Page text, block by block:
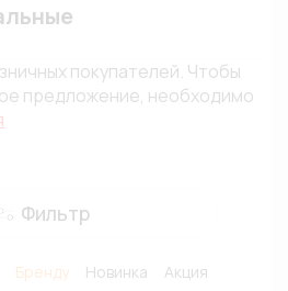
покупателей. Чтобы
предложение, необходимо
Фильтр
Бренду Новинка
Акция